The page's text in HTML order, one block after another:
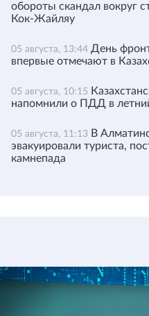
обороты скандал вокруг
Кок-Жайляу
05 августа, 13:44 День
впервые отмечают в
05 августа, 10:15
напомнили о ПДД в
05 августа, 11:13 В
эвакуировали туриста,
камнепада